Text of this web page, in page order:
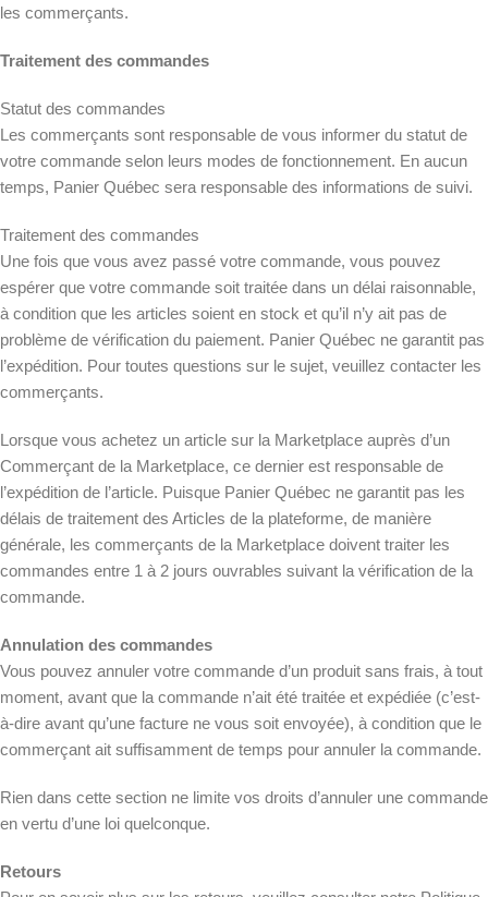
les commerçants.
Traitement des commandes
Statut des commandes
Les commerçants sont responsable de vous informer du statut de
votre commande selon leurs modes de fonctionnement. En aucun
temps, Panier Québec sera responsable des informations de suivi.
Traitement des commandes
Une fois que vous avez passé votre commande, vous pouvez
espérer que votre commande soit traitée dans un délai raisonnable,
à condition que les articles soient en stock et qu’il n’y ait pas de
problème de vérification du paiement. Panier Québec ne garantit pas
l’expédition. Pour toutes questions sur le sujet, veuillez contacter les
commerçants.
Lorsque vous achetez un article sur la Marketplace auprès d’un
Commerçant de la Marketplace, ce dernier est responsable de
l’expédition de l’article. Puisque Panier Québec ne garantit pas les
délais de traitement des Articles de la plateforme, de manière
générale, les commerçants de la Marketplace doivent traiter les
commandes entre 1 à 2 jours ouvrables suivant la vérification de la
commande.
Annulation des commandes
Vous pouvez annuler votre commande d’un produit sans frais, à tout
moment, avant que la commande n’ait été traitée et expédiée (c’est-
à-dire avant qu’une facture ne vous soit envoyée), à condition que le
commerçant ait suffisamment de temps pour annuler la commande.
Rien dans cette section ne limite vos droits d’annuler une commande
en vertu d’une loi quelconque.
Retours